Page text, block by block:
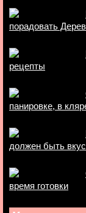
порадовать
рецепты
панировке, в
должен быть
время готовки